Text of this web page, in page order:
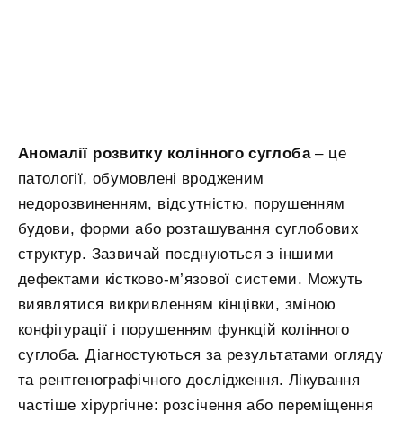
Аномалії розвитку колінного суглоба– це
патології, обумовлені вродженим
недорозвиненням, відсутністю, порушенням
будови, форми або розташування суглобових
структур. Зазвичай поєднуються з іншими
дефектами кістково-м’язової системи. Можуть
виявлятися викривленням кінцівки, зміною
конфігурації і порушенням функцій колінного
суглоба. Діагностуються за результатами огляду
та рентгенографічного дослідження. Лікування
частіше хірургічне: розсічення або переміщення